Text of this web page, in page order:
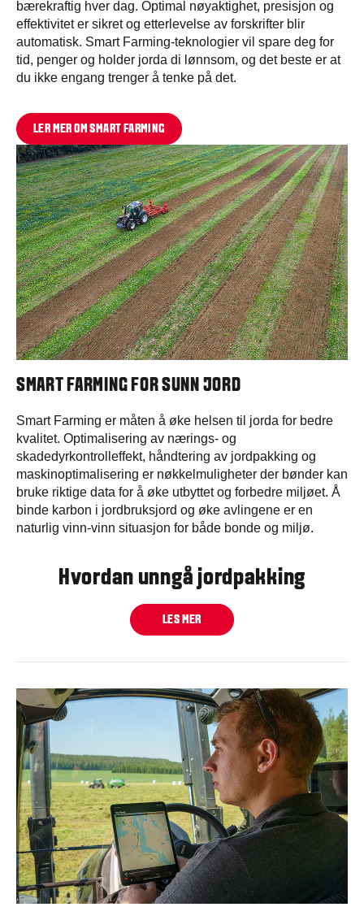
bærekraftig hver dag. Optimal nøyaktighet, presisjon og
effektivitet er sikret og etterlevelse av forskrifter blir
automatisk. Smart Farming-teknologier vil spare deg for
tid, penger og holder jorda di lønnsom, og det beste er at
du ikke engang trenger å tenke på det.
LER MER OM SMART FARMING
SMART FARMING FOR SUNN JORD
Smart Farming er måten å øke helsen til jorda for bedre
kvalitet. Optimalisering av nærings- og
skadedyrkontrolleffekt, håndtering av jordpakking og
maskinoptimalisering er nøkkelmuligheter der bønder kan
bruke riktige data for å øke utbyttet og forbedre miljøet. Å
binde karbon i jordbruksjord og øke avlingene er en
naturlig vinn-vinn situasjon for både bonde og miljø.
Hvordan unngå jordpakking
LES MER